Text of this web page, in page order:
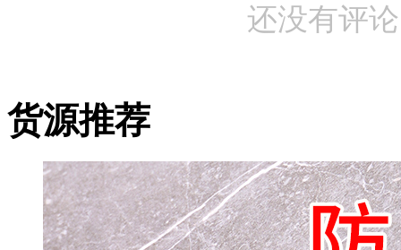
还没有评
货源推荐